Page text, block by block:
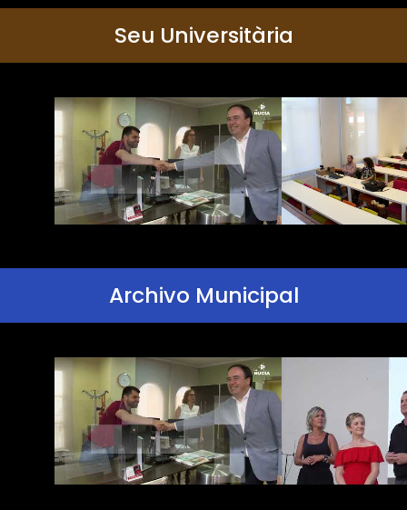
Seu Universitària
Archivo Municipal